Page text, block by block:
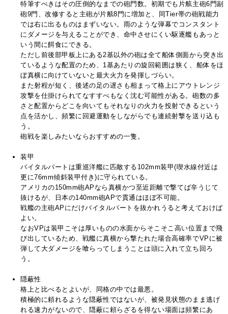
特筆すべきはその圧倒的なまでの砲門数。初期でも片舷主砲6門副
砲9門、改修すると主砲が片舷8門に増加と、同Tier帯の砲戦能力
では右に出るものはまずいない。雨のような弾幕でコンスタント
にダメージを与えることができ、命中させにくい駆逐艦もあっと
いう間に餌食にできる。
ただし前後部甲板上にある2基以外の砲は全て船体側面から突き出
ているような配置のため、1基あたりの旋回範囲は狭く、船体をほ
ぼ真横に向けていないと最大火力を発揮しづらい。
また射程が短く、後述の足の遅さも相まって格上にアウトレンジ
攻撃を仕掛けられてなすすべもなく沈む可能性がある。砲数の多
さと配置からどこを向いてもそれなりの火力を投射できるという
点を活かし、頻繁に回避運動をしながらでも連続射撃を送り込も
う。
砲戦を楽しみたいならおすすめの一隻。
装甲
バイタルパートは重巡洋艦に匹敵する102mm装甲(喫水線付近は
更に76mm傾斜装甲付き)に守られている。
アメリカの150mm砲APなら真横かつ至近距離で撃てば辛うじて
抜けるが、日本の140mm砲APで貫通はほぼ不可能。
戦艦の主砲APにだけバイタルパートを抜かれうると考えておけば
よい。
なおVPは装甲こそは厚いものの水面からそこそこ高い位置まで飛
び出しているため、戦艦に真横から撃たれた場合高確率でVPに被
弾して大ダメージを喰らってしまうことは頭に入れて立ち回ろ
う。
隠蔽性
格上と比べるとよいが、同格の中では最悪。
積極的に頼れるような隠蔽性ではないが、被発見状態のまま逃げ
れる速力がないので、隠蔽に頼らざるを得ない場面は頻繁にあ